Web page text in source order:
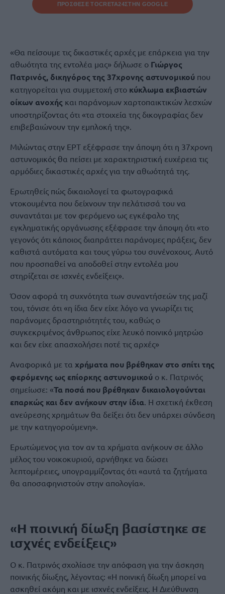
ΠΡΟΣΘΕΣΕ ΤΟCRETA24ΣΤΗΝ GOOGLE
«Θα πείσουμε τις δικαστικές αρχές με επάρκεια για την
αθωότητα της εντολέα μας» δήλωσε o Γιώργος
Πατρινός, δικηγόρος της 37χρονης αστυνομικού που
κατηγορείται για συμμετοχή στο κύκλωμα εκβιαστών
οίκων ανοχής και παράνομων χαρτοπαικτικών λεσχών
υποστηρίζοντας ότι «τα στοιχεία της δικογραφίας δεν
επιβεβαιώνουν την εμπλοκή της».
Μιλώντας στην ΕΡΤ εξέφρασε την άποψη ότι η 37χρονη
αστυνομικός θα πείσει με χαρακτηριστική ευχέρεια τις
αρμόδιες δικαστικές αρχές για την αθωότητά της.
Ερωτηθείς πώς δικαιολογεί τα φωτογραφικά
ντοκουμέντα που δείχνουν την πελάτισσά του να
συναντάται με τον φερόμενο ως εγκέφαλο της
εγκληματικής οργάνωσης εξέφρασε την άποψη ότι «το
γεγονός ότι κάποιος διαπράττει παράνομες πράξεις, δεν
καθιστά αυτόματα και τους γύρω του συνένοχους. Αυτό
που προσπαθεί να αποδοθεί στην εντολέα μου
στηρίζεται σε ισχνές ενδείξεις».
Όσον αφορά τη συχνότητα των συναντήσεών της μαζί
του, τόνισε ότι «η ίδια δεν είχε λόγο να γνωρίζει τις
παράνομες δραστηριότητές του, καθώς ο
συγκεκριμένος άνθρωπος είχε λευκό ποινικό μητρώο
και δεν είχε απασχολήσει ποτέ τις αρχές»
Αναφορικά με τα χρήματα που βρέθηκαν στο σπίτι της
φερόμενης ως επίορκης αστυνομικού ο κ. Πατρινός
σημείωσε: «Τα ποσά που βρέθηκαν δικαιολογούνται
επαρκώς και δεν ανήκουν στην ίδια. Η σχετική έκθεση
ανεύρεσης χρημάτων θα δείξει ότι δεν υπάρχει σύνδεση
με την κατηγορούμενη».
Ερωτώμενος για τον αν τα χρήματα ανήκουν σε άλλο
μέλος του νοικοκυριού, αρνήθηκε να δώσει
λεπτομέρειες, υπογραμμίζοντας ότι «αυτά τα ζητήματα
θα αποσαφηνιστούν στην απολογία».
«Η ποινική δίωξη βασίστηκε σε
ισχνές ενδείξεις»
Ο κ. Πατρινός σχολίασε την απόφαση για την άσκηση
ποινικής δίωξης, λέγοντας: «Η ποινική δίωξη μπορεί να
ασκηθεί ακόμη και με ισχνές ενδείξεις. Η Διεύθυνση